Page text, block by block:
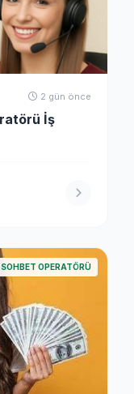
2 gün önce
İş
SOHBET OPERATÖRÜ